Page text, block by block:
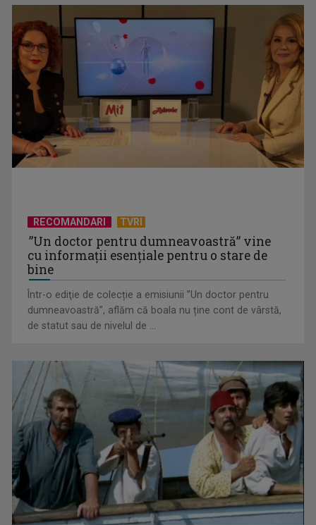
„Ion”, ecranizarea de referință a romanului lui Liviu
Rebreanu, la TVR 2
„O lume de secrete”, un thriller dramatic despre vină, adevăr
RECOMANDARI TVRI
”Un doctor pentru dumneavoastră” vine
cu informații esențiale pentru o stare de
bine
Într-o ediţie de colecție a emisiunii ”Un doctor pentru
dumneavoastră”, aflăm că boala nu ține cont de vârstă,
de statut sau de nivelul de ...